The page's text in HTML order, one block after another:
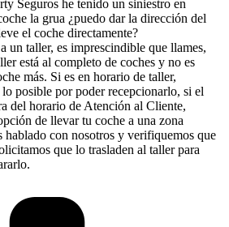
Seguros he tenido un siniestro en
la grua ¿puedo dar la dirección del
el coche directamente?
un taller, es imprescindible que llames,
está al completo de coches y no es
más. Si es en horario de taller,
posible por poder recepcionarlo, si el
del horario de Atención al Cliente,
de llevar tu coche a una zona
hablado con nosotros y verifiquemos que
que lo trasladen al taller para